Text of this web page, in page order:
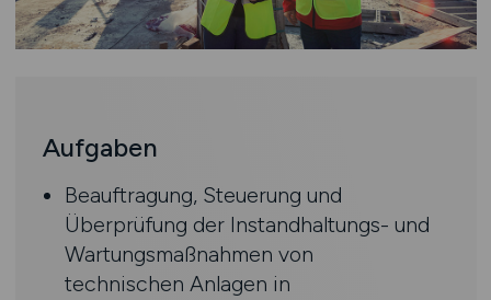
Aufgaben
Beauftragung, Steuerung und
Überprüfung der Instandhaltungs- und
Wartungsmaßnahmen von
technischen Anlagen in